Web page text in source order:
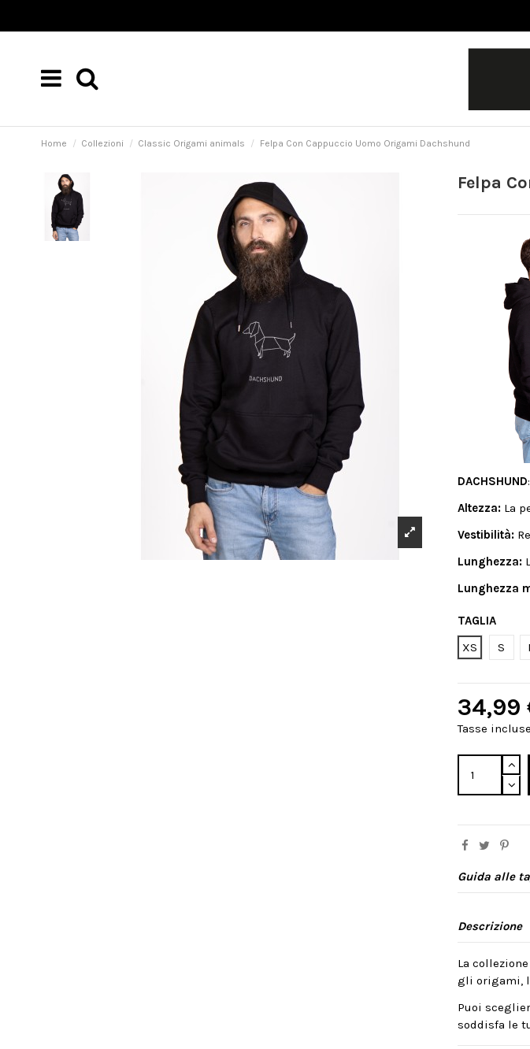
Home Collezioni Classic Origami animals Felpa Con Cappuccio Uomo Origami Dachshund
Felpa
DACHSHUND
Altezza: La
Vestibilità:
Lunghezza:
Lunghezza
TAGLIA
XS
S
34,99
Tasse incluse
Guida alle
Descrizione
La
gli origami,
Puoi
soddisfa le